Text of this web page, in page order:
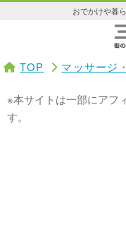
おでかけや暮
TOP マッサージ
※本サイトは一部にアフ
す。